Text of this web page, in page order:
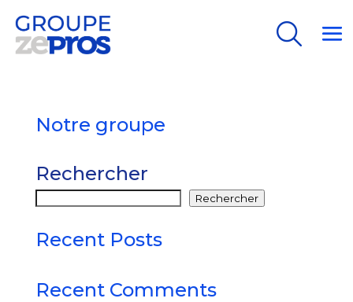
Search
Notre groupe
Rechercher
Rechercher
Recent Posts
Recent Comments